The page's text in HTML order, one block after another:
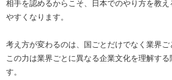
相手を認めるからこそ、日本でのやり方を教
やすくなります。
考え方が変わるのは、国ごとだけでなく業界ご
この力は業界ごとに異なる企業文化を理解する
す。